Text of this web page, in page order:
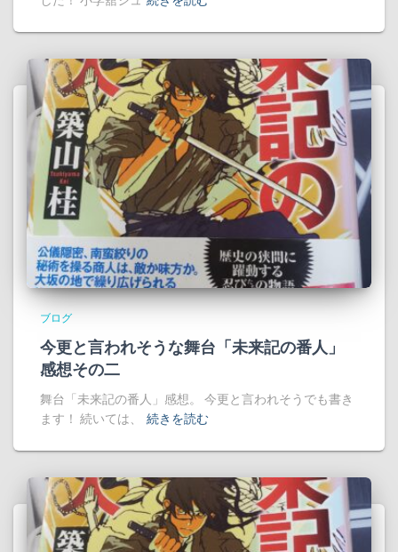
ブログ
今更と言われそうな舞台「未来記の番人」
感想その二
舞台「未来記の番人」感想。 今更と言われそうでも書き
ます！ 続いては、
続きを読む